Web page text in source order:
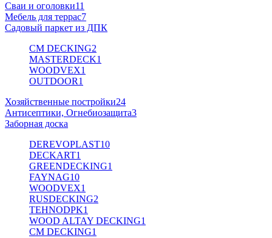
Сваи и оголовки11
Мебель для террас7
Садовый паркет из ДПК
CM DECKING2
MASTERDECK1
WOODVEX1
OUTDOOR1
Хозяйственные постройки24
Антисептики, Огнебиозащита3
Заборная доска
DEREVOPLAST10
DECKART1
GREENDECKING1
FAYNAG10
WOODVEX1
RUSDECKING2
TEHNODPK1
WOOD ALTAY DECKING1
CM DECKING1